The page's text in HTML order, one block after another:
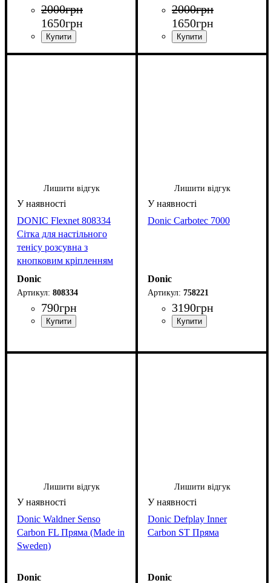
2000грн
1650грн
2000грн
1650грн
Лишити відгук
DONIC Flexnet 808334
Сітка для настільного
тенісу розсувна з
кнопковим кріпленням
Donic
808334
790грн
Лишити відгук
Donic Carbotec 7000
Donic
758221
3190грн
Лишити відгук
Donic Waldner Senso
Carbon FL Пряма (Made in
Sweden)
Donic
Лишити відгук
Donic Defplay Inner
Carbon ST Пряма
Donic